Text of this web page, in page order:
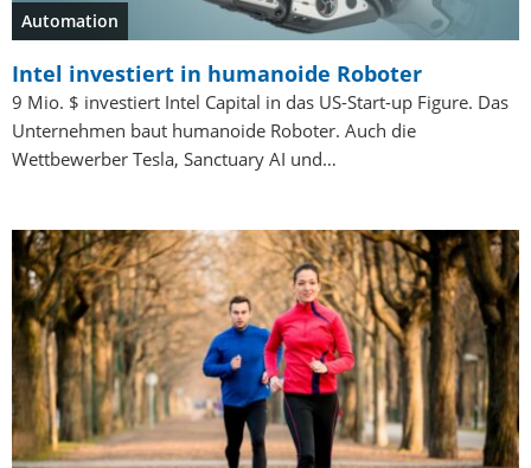
Automation
Intel investiert in humanoide Roboter
9 Mio. $ investiert Intel Capital in das US-Start-up Figure. Das
Unternehmen baut humanoide Roboter. Auch die
Wettbewerber Tesla, Sanctuary AI und…